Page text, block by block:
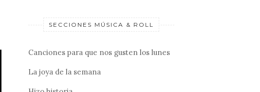
SECCIONES MÚSICA & ROLL
Canciones para que nos gusten los lunes
La joya de la semana